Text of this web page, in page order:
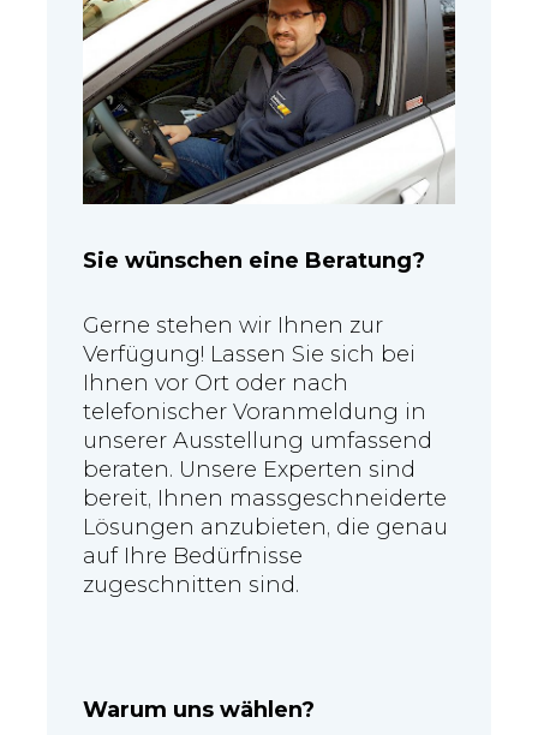
Sie wünschen eine Beratung?
Gerne stehen wir Ihnen zur
Verfügung! Lassen Sie sich bei
Ihnen vor Ort oder nach
telefonischer Voranmeldung in
unserer Ausstellung umfassend
beraten. Unsere Experten sind
bereit, Ihnen massgeschneiderte
Lösungen anzubieten, die genau
auf Ihre Bedürfnisse
zugeschnitten sind.
Warum uns wählen?